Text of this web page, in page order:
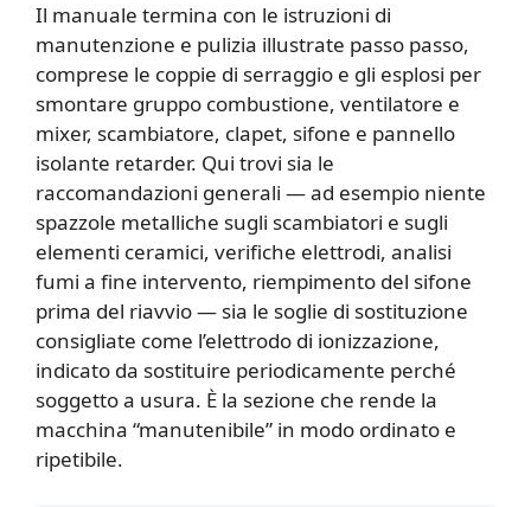
Il manuale termina con le istruzioni di
manutenzione e pulizia illustrate passo passo,
comprese le coppie di serraggio e gli esplosi per
smontare gruppo combustione, ventilatore e
mixer, scambiatore, clapet, sifone e pannello
isolante retarder. Qui trovi sia le
raccomandazioni generali — ad esempio niente
spazzole metalliche sugli scambiatori e sugli
elementi ceramici, verifiche elettrodi, analisi
fumi a fine intervento, riempimento del sifone
prima del riavvio — sia le soglie di sostituzione
consigliate come l’elettrodo di ionizzazione,
indicato da sostituire periodicamente perché
soggetto a usura. È la sezione che rende la
macchina “manutenibile” in modo ordinato e
ripetibile.